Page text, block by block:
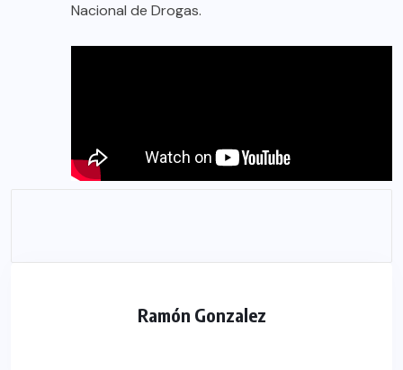
Nacional de Drogas.
Ramón Gonzalez